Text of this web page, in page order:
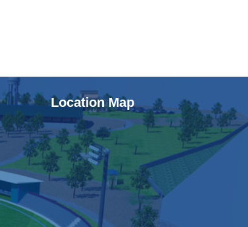
Location Map